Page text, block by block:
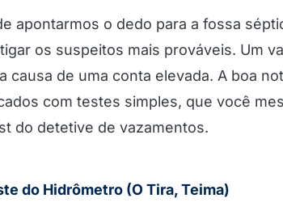
apontarmos o dedo para a fossa
os suspeitos mais prováveis. Um
causa de uma conta elevada. A boa
com testes simples, que você
do detetive de vazamentos.
do Hidrômetro (O Tira, Teima)